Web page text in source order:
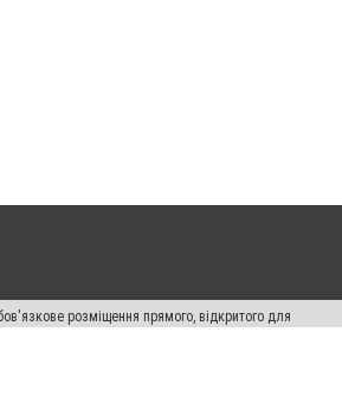
розміщення прямого, відкритого для